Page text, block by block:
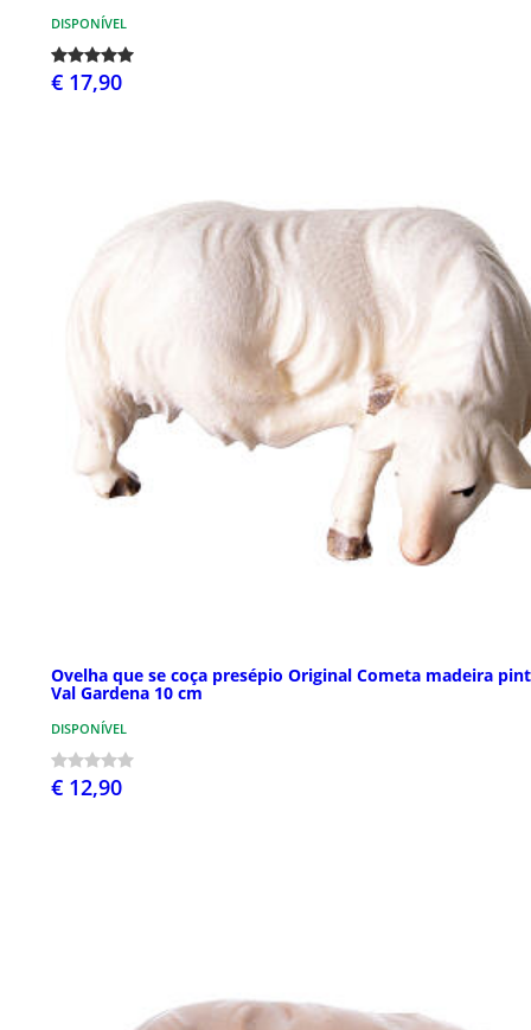
DISPONÍVEL
€ 17,90
Ovelha que se coça presépio Original Cometa madeira
Val Gardena 10 cm
DISPONÍVEL
€ 12,90